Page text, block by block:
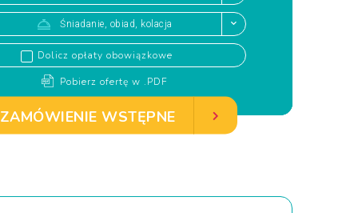
Śniadanie, obiad, kolacja
Dolicz opłaty obowiązkowe
Pobierz ofertę w .PDF
ZAMÓWIENIE WSTĘPNE